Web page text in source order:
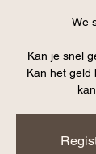
We
Kan je snel
Kan het geld